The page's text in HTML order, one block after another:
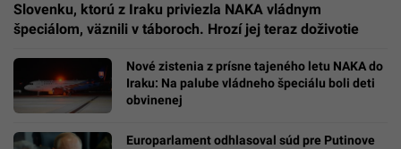
Slovenku, ktorú z Iraku priviezla NAKA vládnym
špeciálom, väznili v táboroch. Hrozí jej teraz doživotie
Nové zistenia z prísne tajeného letu NAKA do
Iraku: Na palube vládneho špeciálu boli deti
obvinenej
Europarlament odhlasoval súd pre Putinove